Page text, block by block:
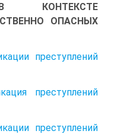
КОНТЕКСТЕ
ОПАСНЫХ
преступлений
преступлений
преступлений